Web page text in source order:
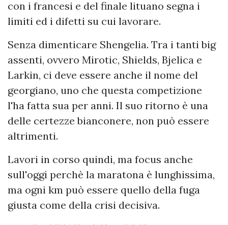
con i francesi e del finale lituano segna i
limiti ed i difetti su cui lavorare.
Senza dimenticare Shengelia. Tra i tanti big
assenti, ovvero Mirotic, Shields, Bjelica e
Larkin, ci deve essere anche il nome del
georgiano, uno che questa competizione
l'ha fatta sua per anni. Il suo ritorno è una
delle certezze bianconere, non può essere
altrimenti.
Lavori in corso quindi, ma focus anche
sull'oggi perchè la maratona è lunghissima,
ma ogni km può essere quello della fuga
giusta come della crisi decisiva.